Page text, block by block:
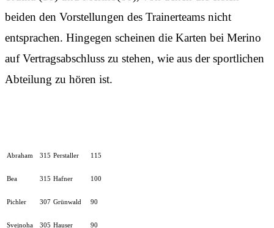
beiden den Vorstellungen des Trainerteams nicht
entsprachen. Hingegen scheinen die Karten bei Merino
auf Vertragsabschluss zu stehen, wie aus der sportlichen
Abteilung zu hören ist.
Abraham 315 Perstaller 115
Bea 315 Hafner 100
Pichler 307 Grünwald 90
Svejnoha 305 Hauser 90